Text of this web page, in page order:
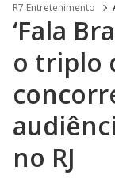
R7 Entretenimento
‘Fala
o triplo
no RJ